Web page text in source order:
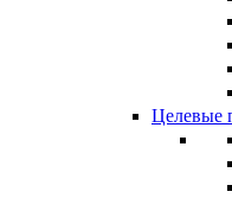
Целевые